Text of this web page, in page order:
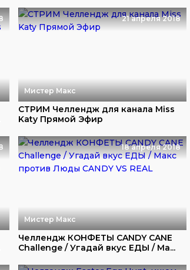
21 апреля 2018
Мистер Макс
СТРИМ Челлендж для канала Miss
Katy Прямой Эфир
18 апреля 2018
Мистер Макс
Челлендж КОНФЕТЫ CANDY CANE
Challenge / Угадай вкус ЕДЫ / Ма...